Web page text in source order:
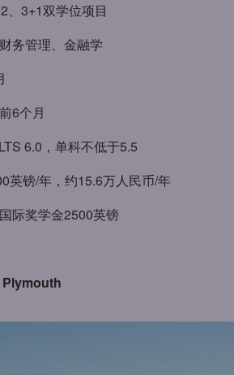
、3+1双学位项目
财务管理、金融学
6个月
6.0，单科不低于5.5
英镑/年，约15.6万人民币/年
际奖学金2500英镑